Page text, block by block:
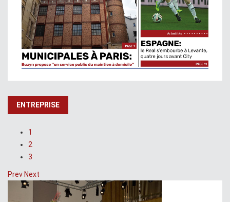
ENTREPRISE
1
2
3
Prev Next